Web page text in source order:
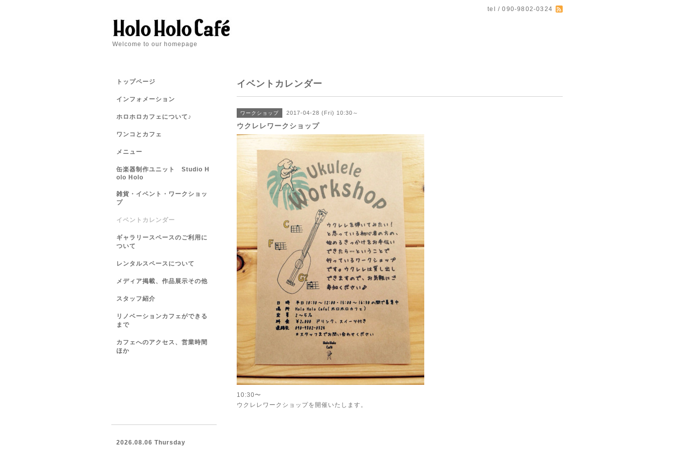
tel / 090-9802-0324
Welcome to our homepage
イベントカレンダー
ワークショップ 2017-04-28 (Fri) 10:30～
ウクレレワークショップ
10:30〜
ウクレレワークショップを開催いたします。
トップページ
インフォメーション
ホロホロカフェについて♪
ワンコとカフェ
メニュー
缶楽器制作ユニット Studio H
olo Holo
雑貨・イベント・ワークショッ
プ
イベントカレンダー
ギャラリースペースのご利用に
ついて
レンタルスペースについて
メディア掲載、作品展示その他
スタッフ紹介
リノベーションカフェができる
まで
カフェへのアクセス、営業時間
ほか
2026.08.06 Thursday